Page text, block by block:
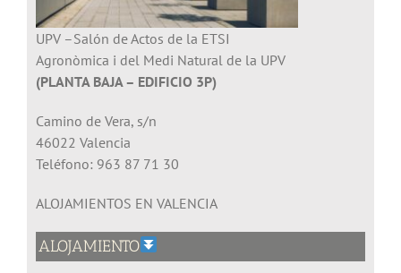
UPV –Salón de Actos de la ETSI
Agronòmica i del Medi Natural de la UPV
(PLANTA BAJA – EDIFICIO 3P)
Camino de Vera, s/n
46022 Valencia
Teléfono: 963 87 71 30
ALOJAMIENTOS EN VALENCIA
ALOJAMIENTO